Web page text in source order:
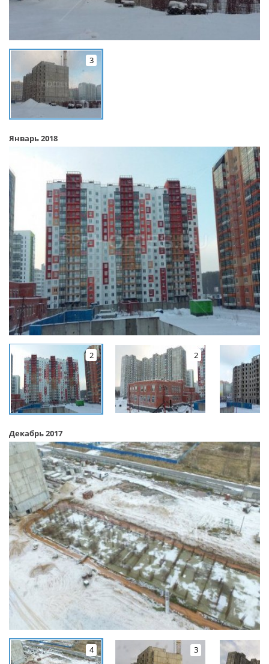
3
Январь 2018
2 2
Декабрь 2017
4 3